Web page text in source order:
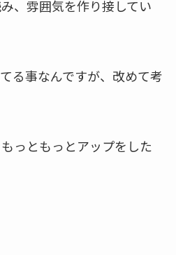
、雰囲気を作り接してい
る事なんですが、改めて考
っともっとアップをした